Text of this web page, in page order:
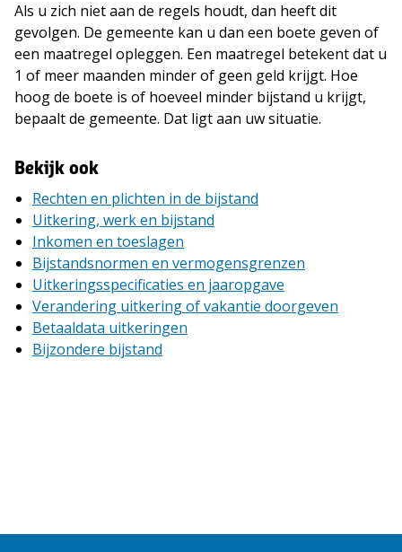
Als u zich niet aan de regels houdt, dan heeft dit
gevolgen. De gemeente kan u dan een boete geven of
een maatregel opleggen. Een maatregel betekent dat u
1 of meer maanden minder of geen geld krijgt. Hoe
hoog de boete is of hoeveel minder bijstand u krijgt,
bepaalt de gemeente. Dat ligt aan uw situatie.
Bekijk ook
Rechten en plichten in de bijstand
Uitkering, werk en bijstand
Inkomen en toeslagen
Bijstandsnormen en vermogensgrenzen
Uitkeringsspecificaties en jaaropgave
Verandering uitkering of vakantie doorgeven
Betaaldata uitkeringen
Bijzondere bijstand